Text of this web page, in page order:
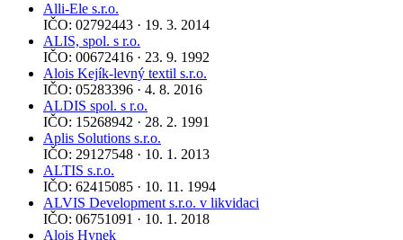
Alli-Ele s.r.o.
IČO: 02792443 · 19. 3. 2014
ALIS, spol. s r.o.
IČO: 00672416 · 23. 9. 1992
Alois Kejík-levný textil s.r.o.
IČO: 05283396 · 4. 8. 2016
ALDIS spol. s r.o.
IČO: 15268942 · 28. 2. 1991
Aplis Solutions s.r.o.
IČO: 29127548 · 10. 1. 2013
ALTIS s.r.o.
IČO: 62415085 · 10. 11. 1994
ALVIS Development s.r.o. v likvidaci
IČO: 06751091 · 10. 1. 2018
Alois Hynek